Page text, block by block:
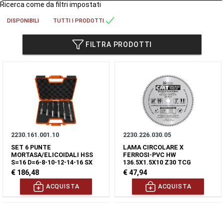
Ricerca come da filtri impostati
DISPONIBILI TUTTI I PRODOTTI
FILTRA PRODOTTI
2230.161.001.10
SET 6 PUNTE
MORTASA/ELICOIDALI HSS
S=16 D=6-8-10-12-14-16 SX
€ 186,48
ACQUISTA
2230.226.030.05
LAMA CIRCOLARE X
FERROSI-PVC HW
136.5X1.5X10 Z30 TCG
€ 47,94
ACQUISTA